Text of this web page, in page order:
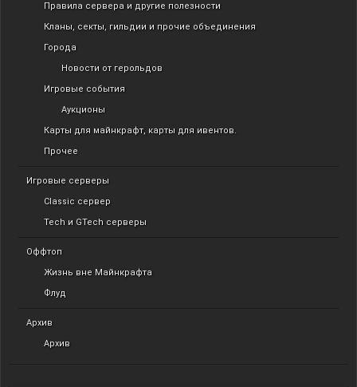
Правила сервера и другие полезности
Кланы, секты, гильдии и прочие объединения
Города
Новости от герольдов
Игровые события
Аукционы
Карты для майнкрафт, карты для ивентов.
Прочее
Игровые серверы
Classic сервер
Tech и GTech серверы
Оффтоп
Жизнь вне Майнкрафта
Флуд
Архив
Архив